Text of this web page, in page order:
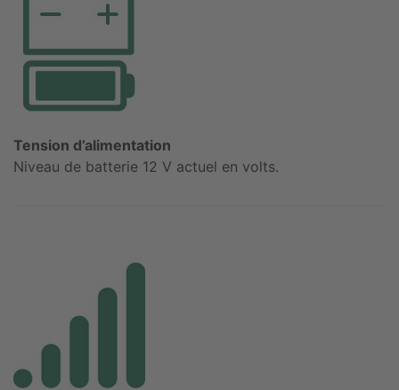
Tension d’alimentation
Niveau de batterie 12 V actuel en volts.